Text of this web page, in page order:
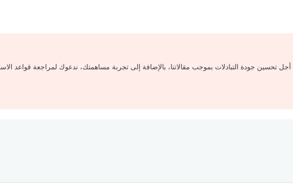
تحسين جودة التبادلات بموجب مقالاتنا، بالإضافة إلى تجربة مساهمتك، ندعوك لمراجعة قواعد